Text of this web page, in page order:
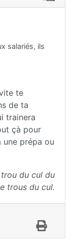
salariés, ils
te
de ta
trainera
çà pour
prépa ou
du cul du
trous du cul.